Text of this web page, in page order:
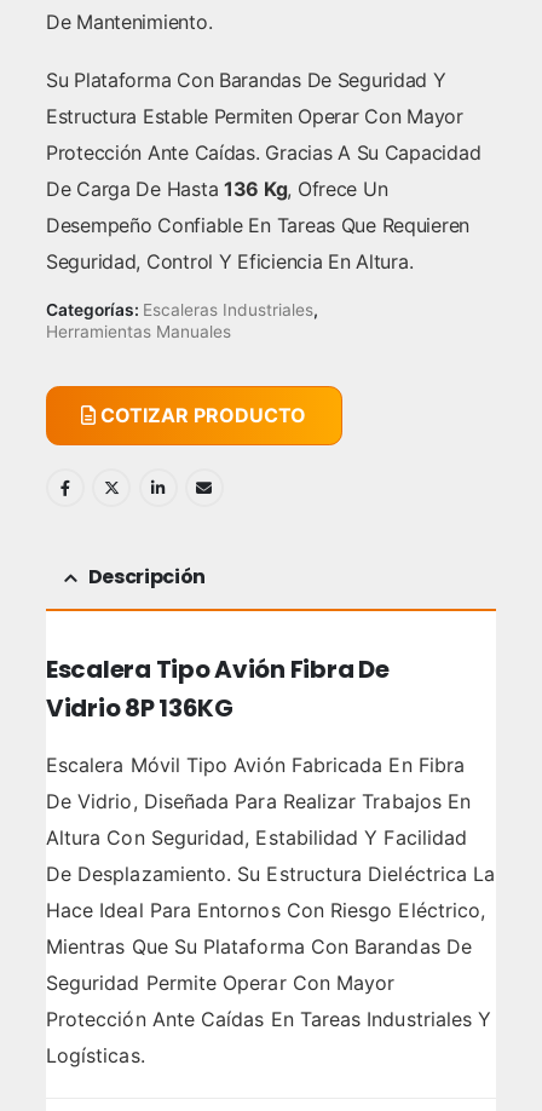
De Mantenimiento.
Su Plataforma Con Barandas De Seguridad Y
Estructura Estable Permiten Operar Con Mayor
Protección Ante Caídas. Gracias A Su Capacidad
De Carga De Hasta 136 Kg, Ofrece Un
Desempeño Confiable En Tareas Que Requieren
Seguridad, Control Y Eficiencia En Altura.
Categorías: Escaleras Industriales,
Herramientas Manuales
COTIZAR PRODUCTO
Descripción
Escalera Tipo Avión Fibra De
Vidrio 8P 136KG
Escalera Móvil Tipo Avión Fabricada En Fibra
De Vidrio, Diseñada Para Realizar Trabajos En
Altura Con Seguridad, Estabilidad Y Facilidad
De Desplazamiento. Su Estructura Dieléctrica La
Hace Ideal Para Entornos Con Riesgo Eléctrico,
Mientras Que Su Plataforma Con Barandas De
Seguridad Permite Operar Con Mayor
Protección Ante Caídas En Tareas Industriales Y
Logísticas.